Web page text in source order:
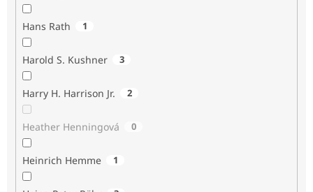
Hans Rath 1
Harold S. Kushner 3
Harry H. Harrison Jr. 2
Heather Henningová 0
Heinrich Hemme 1